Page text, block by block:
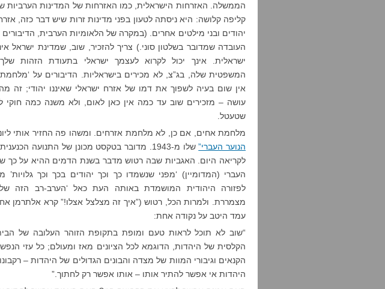
הממשלה. האזרחות הישראלית, כמו האזרחות של המדינות הערביות
קליפה קלושה: היא ניסתה לטעון בפני מדינות זרות שיש דבר כזה,
יהודים ובני מילטים אחרים. (במקרה של הלאומיות הערבית,
העובדה שמדובר בשלטון סוני.) צריך להזכיר, שוב, שמדינת ישראל
ישראלית. אינך יכול לקרוא לעצמך ישראלי בתעודת הזהות
המשפטית שלה, בג”צ, לא מכירים בישראליות. הדיבורים על ‘מלחמת
אין שום בעיה לשפוך את דמו של אזרח ישראלי שאיננו יהודי; זה
עושה – מזכירים שוב עד כמה אין כאן לאום, ולא משנה כמה חוקי
שטעטל.
מלחמת אחים, אם כן, לא מלחמת אזרחים. ומשהו פה החזיר אותי
הנוער העברי”
שלו מ-1943. מדובר בטקסט מכונן של התנועה
לקריאה היום. האגביות שבה רטוש מדבר בשנת הדמים ההיא על כך
העברי (המדומיין) ‘מפני שנשמדו כך וכך יהודים בכך וכך גלויות’
לפזורה היהודית המושמדת באותה העת כאל ‘הערב-רב הזה של
מצמררת. ולמרות הכל, רטוש (”איך זה מצלצל אצלו!” קרא אלתרמן
עמד היטב על נקודה אחת:
“שוב לא תוכל לראות טעם ומופת בתקופת הזוהר העלובה של
הקלסית של היהדות, הדוגמא לכל הציונים מאז ומעולם; כל עזי
הקנאים וגיבורי המוות של מצדה והבונים הגדולים של היהדות –
היהדות אי אפשר להתיר אותו – אותו אפשר רק לחתוך.”